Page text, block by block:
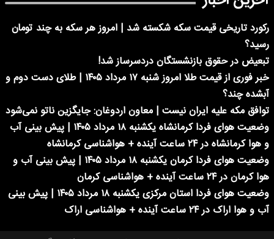
رکورد تاریخی قیمت سکه شکسته شد | امروز هر سکه به چند تومان
رسید؟
تبعیض در حقوق بازنشستگان دردسرساز شد!
خبر فوری از قیمت طلا امروز شنبه ۱۷ مرداد ۱۴۰۵ | طلای دست دوم و
آبشده چند؟
توافق مکه علیه ایران نیست | معاون اردوغان: جایگزین ناتو نمی‌شود
وضعیت هوای فردا کرمانشاه یکشنبه ۱۸ مرداد ۱۴۰۵ | پیش بینی آب
و هوا کرمانشاه در ۲۴ ساعت آینده + هواشناسی کرمانشاه
وضعیت هوای فردا کرمان یکشنبه ۱۸ مرداد ۱۴۰۵ | پیش بینی آب و
هوا کرمان در ۲۴ ساعت آینده + هواشناسی کرمان
وضعیت هوای فردا استان مرکزی یکشنبه ۱۸ مرداد ۱۴۰۵ | پیش بینی
آب و هوا اراک در ۲۴ ساعت آینده + هواشناسی اراک